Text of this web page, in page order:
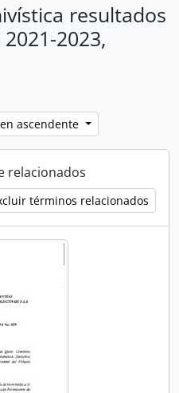
resultados
2021-2023,
ascendente
relacionados
términos relacionados